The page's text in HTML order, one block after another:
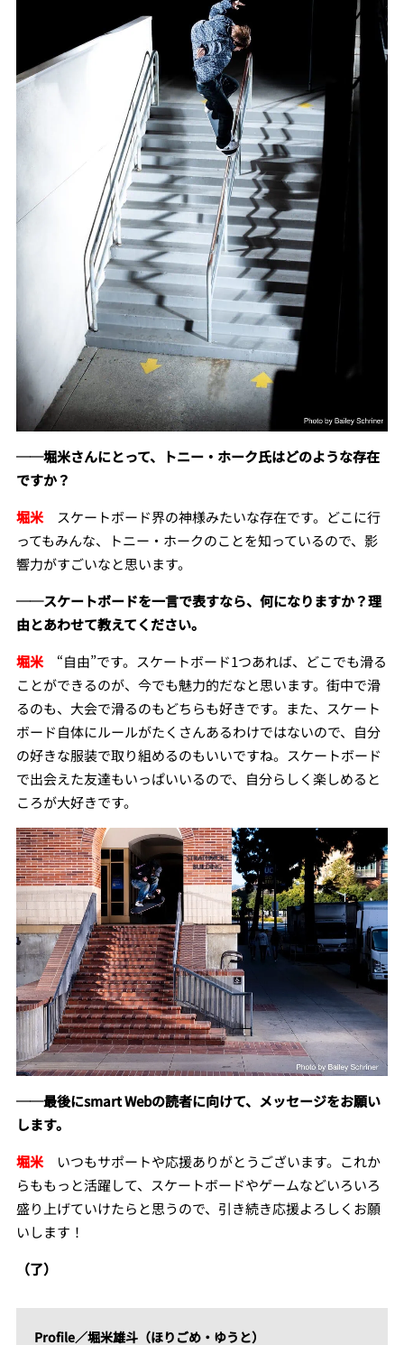
──堀米さんにとって、トニー・ホーク氏はどのような存在
ですか？
堀米スケートボード界の神様みたいな存在です。どこに行
ってもみんな、トニー・ホークのことを知っているので、影
響力がすごいなと思います。
──スケートボードを一言で表すなら、何になりますか？理
由とあわせて教えてください。
堀米“自由”です。スケートボード1つあれば、どこでも滑る
ことができるのが、今でも魅力的だなと思います。街中で滑
るのも、大会で滑るのもどちらも好きです。また、スケート
ボード自体にルールがたくさんあるわけではないので、自分
の好きな服装で取り組めるのもいいですね。スケートボード
で出会えた友達もいっぱいいるので、自分らしく楽しめると
ころが大好きです。
──最後にsmartWebの読者に向けて、メッセージをお願い
します。
堀米いつもサポートや応援ありがとうございます。これか
らももっと活躍して、スケートボードやゲームなどいろいろ
盛り上げていけたらと思うので、引き続き応援よろしくお願
いします！
（了）
Profile／堀米雄斗（ほりごめ・ゆうと）